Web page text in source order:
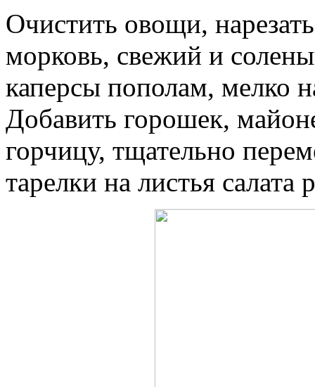
Очистить овощи,
морковь, свежий и
каперсы пополам, мелко
Добавить горошек,
горчицу, тщательно
тарелки на листья салата